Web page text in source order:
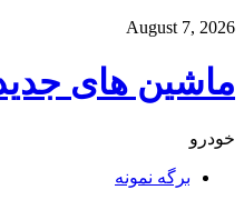
August 7, 2026
ماشین های
خودرو
برگه نمونه